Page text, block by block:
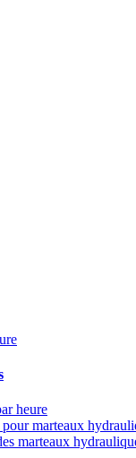
heure
marteaux
marteaux